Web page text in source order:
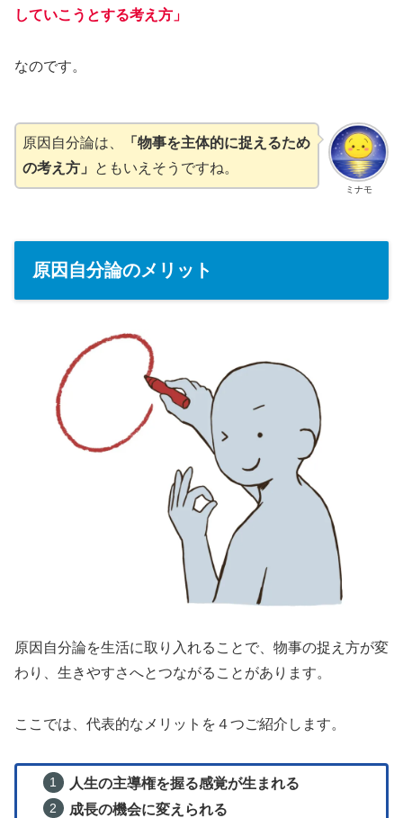
していこうとする考え方」
なのです。
ミナモ
原因自分論は、
「物事を主体的に捉えるため
の考え方」
ともいえそうですね。
原因自分論のメリット
原因自分論を生活に取り入れることで、物事の捉え方が変
わり、生きやすさへとつながることがあります。
ここでは、代表的なメリットを４つご紹介します。
人生の主導権を握る感覚が生まれる
成長の機会に変えられる